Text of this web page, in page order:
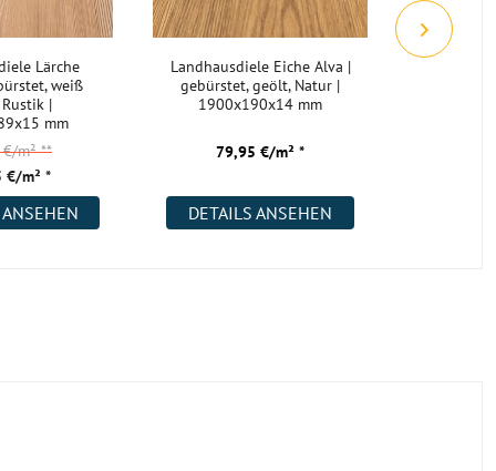
Lärche
weiß
|
mm
€/m² *
€/m²**
Landhausdiele Eiche Alva |
gebürstet, geölt, Natur |
1900x190x14 mm
79,95 €/m² *
DETAILS ANSEHEN